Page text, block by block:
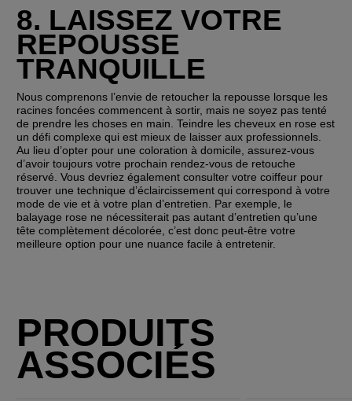
8. LAISSEZ VOTRE
REPOUSSE
TRANQUILLE
Nous comprenons l’envie de retoucher la repousse lorsque les
racines foncées commencent à sortir, mais ne soyez pas tenté
de prendre les choses en main. Teindre les cheveux en rose est
un défi complexe qui est mieux de laisser aux professionnels.
Au lieu d’opter pour une coloration à domicile, assurez-vous
d’avoir toujours votre prochain rendez-vous de retouche
réservé. Vous devriez également consulter votre coiffeur pour
trouver une technique d’éclaircissement qui correspond à votre
mode de vie et à votre plan d’entretien. Par exemple, le
balayage rose ne nécessiterait pas autant d’entretien qu’une
tête complètement décolorée, c’est donc peut-être votre
meilleure option pour une nuance facile à entretenir.
PRODUITS
ASSOCIÉS